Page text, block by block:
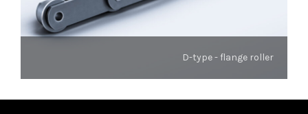
D-type - flange roller